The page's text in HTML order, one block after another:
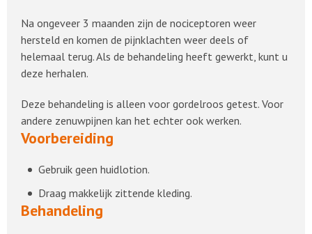
Na ongeveer 3 maanden zijn de nociceptoren weer
hersteld en komen de pijnklachten weer deels of
helemaal terug. Als de behandeling heeft gewerkt, kunt u
deze herhalen.
Deze behandeling is alleen voor gordelroos getest. Voor
andere zenuwpijnen kan het echter ook werken.
Voorbereiding
Gebruik geen huidlotion.
Draag makkelijk zittende kleding.
Behandeling